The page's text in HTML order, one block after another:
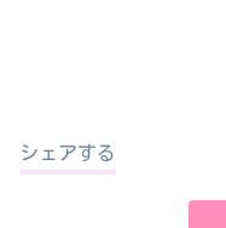
シェアする